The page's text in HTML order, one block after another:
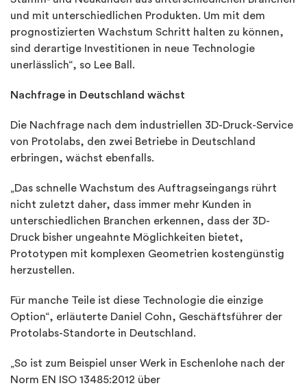
und mit unterschiedlichen Produkten. Um mit dem
prognostizierten Wachstum Schritt halten zu können,
sind derartige Investitionen in neue Technologie
unerlässlich“, so Lee Ball.
Nachfrage in Deutschland wächst
Die Nachfrage nach dem industriellen 3D-Druck-Service
von Protolabs, den zwei Betriebe in Deutschland
erbringen, wächst ebenfalls.
„Das schnelle Wachstum des Auftragseingangs rührt
nicht zuletzt daher, dass immer mehr Kunden in
unterschiedlichen Branchen erkennen, dass der 3D-
Druck bisher ungeahnte Möglichkeiten bietet,
Prototypen mit komplexen Geometrien kostengünstig
herzustellen.
Für manche Teile ist diese Technologie die einzige
Option“, erläuterte Daniel Cohn, Geschäftsführer der
Protolabs-Standorte in Deutschland.
„So ist zum Beispiel unser Werk in Eschenlohe nach der
Norm EN ISO 13485:2012 über